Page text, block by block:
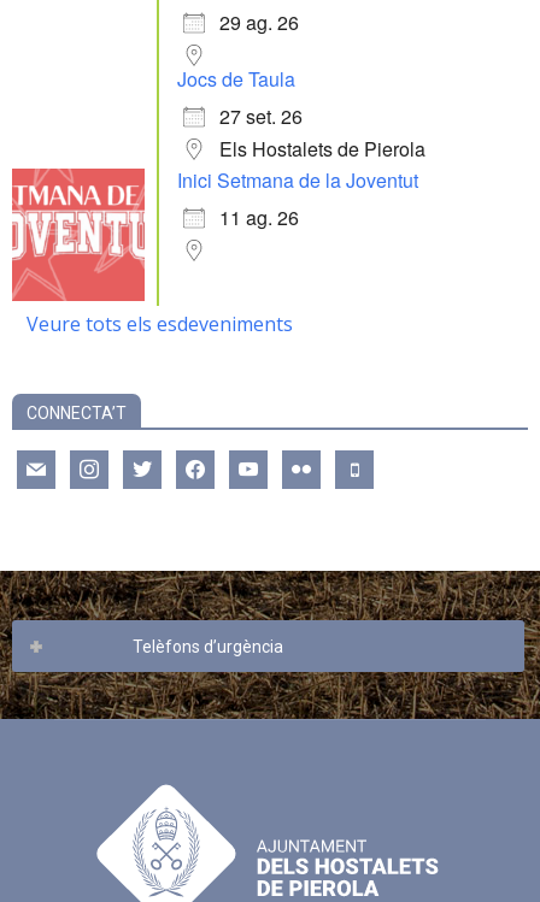
29 ag. 26
Jocs de Taula
27 set. 26
Els Hostalets de Pierola
Inici Setmana de la Joventut
11 ag. 26
Veure tots els esdeveniments
CONNECTA’T
mail instagramtwitter facebookyoutube flickr mobile
Telèfons d’urgència